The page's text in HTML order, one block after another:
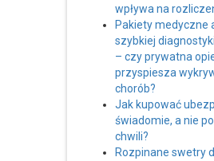
wpływa na
Pakiety medyczne
szybkiej
– czy prywatna
przyspiesza
chorób?
Jak kupować
świadomie, a nie
chwili?
Rozpinane swetry